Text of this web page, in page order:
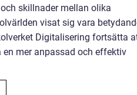
skillnader mellan olika
visat sig vara
Digitalisering fortsätta
mer anpassad och effektiv